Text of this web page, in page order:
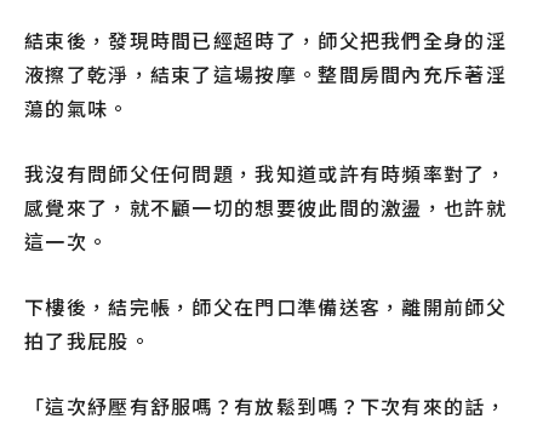
結束後，發現時間已經超時了，師父把我們全身的淫
液擦了乾淨，結束了這場按摩。整間房間內充斥著淫
蕩的氣味。
我沒有問師父任何問題，我知道或許有時頻率對了，
感覺來了，就不顧一切的想要彼此間的激盪，也許就
這一次。
下樓後，結完帳，師父在門口準備送客，離開前師父
拍了我屁股。
「這次紓壓有舒服嗎？有放鬆到嗎？下次有來的話，